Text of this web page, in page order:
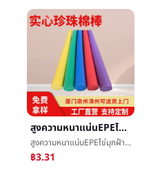
สูงความหนาแน่นEPEไข่มุกฝ้ายติดว่ายน้ำของแข็งรอบกันกระแทกโลจิสติกบรรจุภัณฑ์ฟองน้ำการกรอกวัสดุโฟมบทความ
สูงความหนาแน่นEPEไข่มุกฝ้ายติดว่ายน้ำของแข็งรอบกันกระแทกโลจิสติกบรรจุภัณฑ์ฟองน้ำการกรอกวัสดุโฟมบทความ
฿3.31